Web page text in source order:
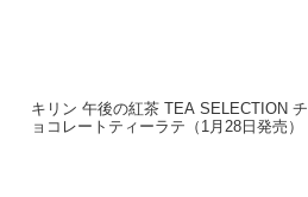
キリン 午後の紅茶 TEA SELECTION チ
ョコレートティーラテ（1月28日発売）